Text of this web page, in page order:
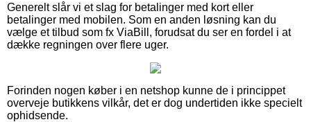
Generelt slår vi et slag for betalinger med kort eller
betalinger med mobilen. Som en anden løsning kan du
vælge et tilbud som fx ViaBill, forudsat du ser en fordel i at
dække regningen over flere uger.
Forinden nogen køber i en netshop kunne de i princippet
overveje butikkens vilkår, det er dog undertiden ikke specielt
ophidsende.